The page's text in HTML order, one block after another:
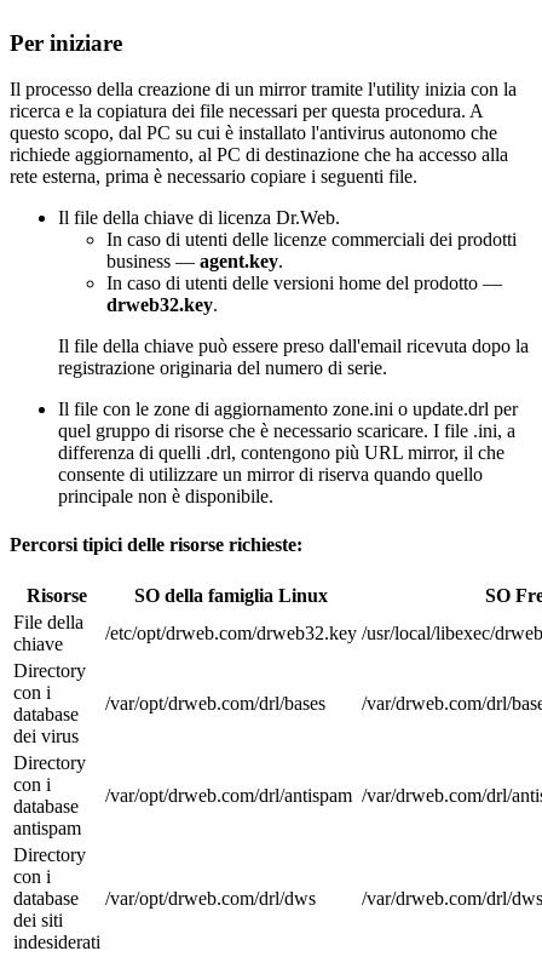
Per iniziare
Il processo della creazione di un mirror tramite l'utility inizia con la
ricerca e la copiatura dei file necessari per questa procedura. A
questo scopo, dal PC su cui è installato l'antivirus autonomo che
richiede aggiornamento, al PC di destinazione che ha accesso alla
rete esterna, prima è necessario copiare i seguenti file.
Il file della chiave di licenza Dr.Web.
In caso di utenti delle licenze commerciali dei prodotti
business — agent.key.
In caso di utenti delle versioni home del prodotto —
drweb32.key.
Il file della chiave può essere preso dall'email ricevuta dopo la
registrazione originaria del numero di serie.
Il file con le zone di aggiornamento zone.ini o update.drl per
quel gruppo di risorse che è necessario scaricare. I file .ini, a
differenza di quelli .drl, contengono più URL mirror, il che
consente di utilizzare un mirror di riserva quando quello
principale non è disponibile.
Percorsi tipici delle risorse richieste:
Risorse SO della famiglia Linux
SO
File della
chiave
/etc/opt/drweb.com/drweb32.key /usr/local/libexec/
Directory
con i
database
dei virus
/var/opt/drweb.com/drl/bases /var/drweb.com/drl/
Directory
con i
database
antispam
/var/opt/drweb.com/drl/antispam /var/drweb.com/drl/
Directory
con i
database
dei siti
indesiderati
/var/opt/drweb.com/drl/dws /var/drweb.com/drl/dws